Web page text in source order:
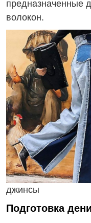
предназначенные
волокон.
джинсы
Подготовка